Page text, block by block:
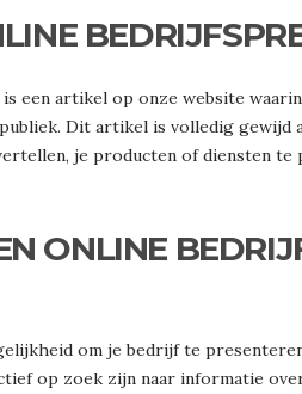
een artikel op onze website
Dit artikel is volledig gewijd
je producten of diensten
ONLINE
om je bedrijf te
op zoek zijn naar informatie